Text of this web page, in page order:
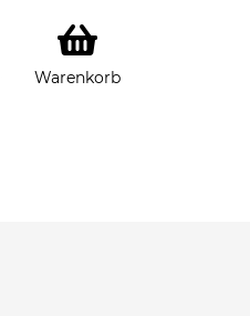
Warenkorb